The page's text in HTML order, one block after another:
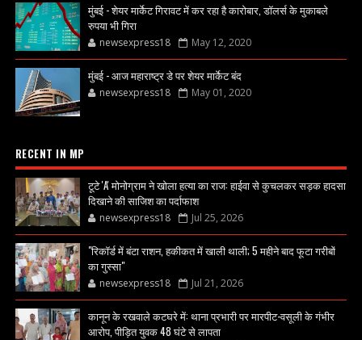
मुंबई - शेयर मार्केट गिरावट में कर रहा है कारोबार, डॉलर्स के मुकाबले
रुपया भी गिरा
newsexpress18 May 12, 2020
मुंबई - आज महाराष्ट्र डे पर शेयर मार्केट बंद
newsexpress18 May 01, 2020
RECENT IN MP
टूटे 'A' मोनोग्राम ने खोला हत्या का राज: हाईवा से कुचलकर सड़क हादसा
दिखाने की साजिश का पर्दाफाश
newsexpress18 Jul 25, 2026
"रिकॉर्ड में बंटा राशन, हकीकत में खाली थाली; 5 महीने बाद फूटा गरीबों
का गुस्सा"
newsexpress18 Jul 21, 2026
कानून के रखवाले कटघरे में: थाना प्रभारी पर मारपीट-वसूली के गंभीर
आरोप, पीड़ित युवक 48 घंटे से लापता